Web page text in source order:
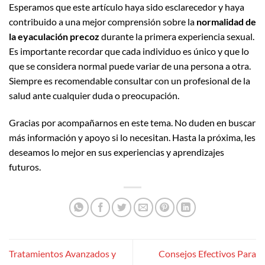
Esperamos que este artículo haya sido esclarecedor y haya
contribuido a una mejor comprensión sobre la normalidad de
la eyaculación precoz durante la primera experiencia sexual.
Es importante recordar que cada individuo es único y que lo
que se considera normal puede variar de una persona a otra.
Siempre es recomendable consultar con un profesional de la
salud ante cualquier duda o preocupación.
Gracias por acompañarnos en este tema. No duden en buscar
más información y apoyo si lo necesitan. Hasta la próxima, les
deseamos lo mejor en sus experiencias y aprendizajes
futuros.
Tratamientos Avanzados y
Consejos Efectivos Para